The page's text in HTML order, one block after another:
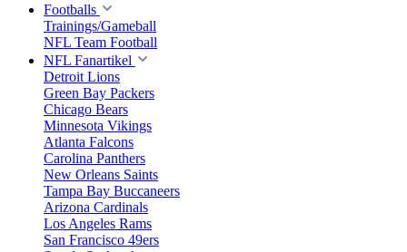
Footballs
Trainings/Gameball
NFL Team Football
NFL Fanartikel
Detroit Lions
Green Bay Packers
Chicago Bears
Minnesota Vikings
Atlanta Falcons
Carolina Panthers
New Orleans Saints
Tampa Bay Buccaneers
Arizona Cardinals
Los Angeles Rams
San Francisco 49ers